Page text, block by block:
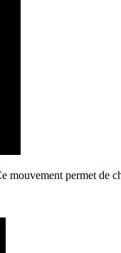
mouvement permet